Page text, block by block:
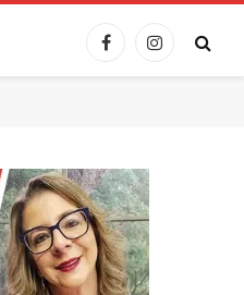
FacebookInstagram